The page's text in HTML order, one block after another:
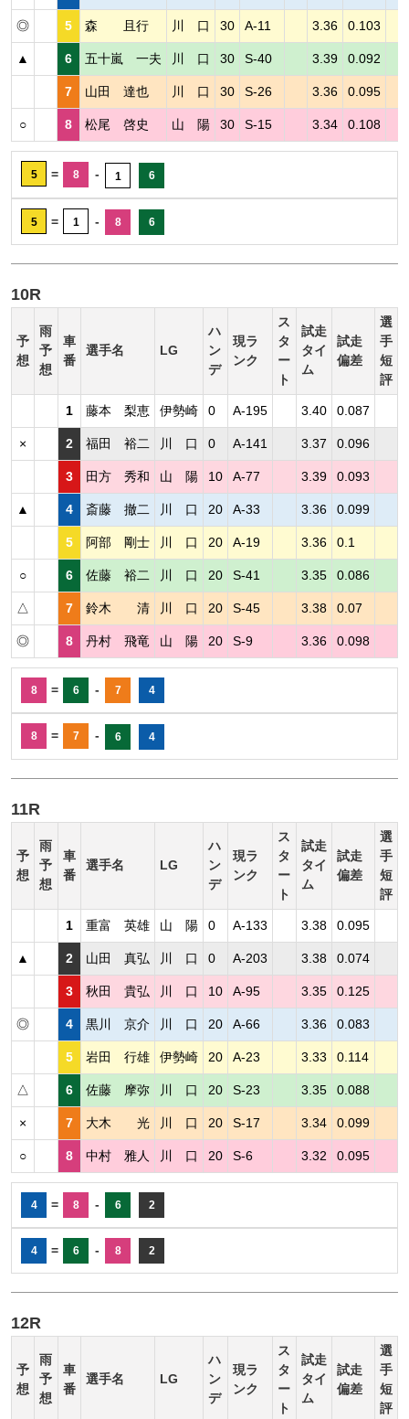
◎ 5 森 且行 川 口 30 A-11 3.36 0.103
▲ 6 五十嵐 一夫 川 口 30 S-40 3.39 0.092
7 山田 達也 川 口 30 S-26 3.36 0.095
○ 8 松尾 啓史 山 陽 30 S-15 3.34 0.108
5 = 8 - 1 6
5 = 1 - 8 6
10R
予
想
雨
予
想
車
番
選手名 LG
ハ
ン
デ
現ラ
ンク
ス
タ
ー
ト
試走
タイ
ム
試走
偏差
選
手
短
評
1 藤本 梨恵 伊勢崎 0 A-195 3.40 0.087
× 2 福田 裕二 川 口 0 A-141 3.37 0.096
3 田方 秀和 山 陽 10 A-77 3.39 0.093
▲ 4 斎藤 撤二 川 口 20 A-33 3.36 0.099
5 阿部 剛士 川 口 20 A-19 3.36 0.1
○ 6 佐藤 裕二 川 口 20 S-41 3.35 0.086
△ 7 鈴木 清 川 口 20 S-45 3.38 0.07
◎ 8 丹村 飛竜 山 陽 20 S-9 3.36 0.098
8 = 6 - 7 4
8 = 7 - 6 4
11R
予
想
雨
予
想
車
番
選手名 LG
ハ
ン
デ
現ラ
ンク
ス
タ
ー
ト
試走
タイ
ム
試走
偏差
選
手
短
評
1 重富 英雄 山 陽 0 A-133 3.38 0.095
▲ 2 山田 真弘 川 口 0 A-203 3.38 0.074
3 秋田 貴弘 川 口 10 A-95 3.35 0.125
◎ 4 黒川 京介 川 口 20 A-66 3.36 0.083
5 岩田 行雄 伊勢崎 20 A-23 3.33 0.114
△ 6 佐藤 摩弥 川 口 20 S-23 3.35 0.088
× 7 大木 光 川 口 20 S-17 3.34 0.099
○ 8 中村 雅人 川 口 20 S-6 3.32 0.095
4 = 8 - 6 2
4 = 6 - 8 2
12R
予
想
雨
予
想
車
番
選手名 LG
ハ
ン
デ
現ラ
ンク
ス
タ
ー
ト
試走
タイ
ム
試走
偏差
選
手
短
評